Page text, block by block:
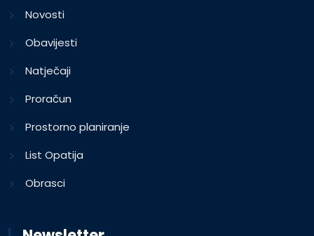
Novosti
Obavijesti
Natječaji
Proračun
Prostorno planiranje
List Opatija
Obrasci